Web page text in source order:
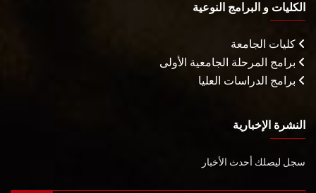
الكليات و البرامج النوعية
كليات الجامعة
برامج المرحلة الجامعية الأولى
برامج الدراسات العليا
النشرة الإخبارية
سجل ليصلك أحدث الأخبار